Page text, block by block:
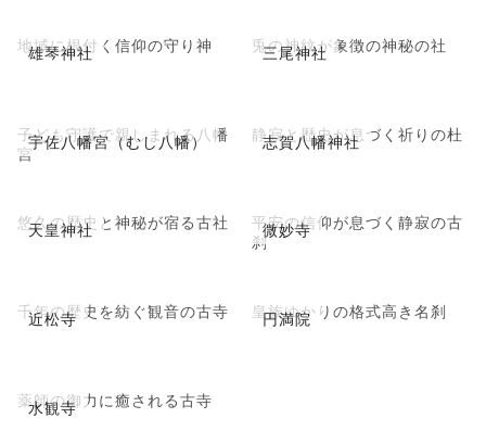
雄琴神社
地域に根付く信仰の守り神 三尾神社
兎の神紋が象徴の神秘の社
宇佐八幡宮（むし八幡）
子ども守護で親しまれる八幡
宮
志賀八幡神社
静寂と歴史が息づく祈りの杜
天皇神社
悠久の歴史と神秘が宿る古社 微妙寺
平安の信仰が息づく静寂の古
刹
近松寺
千年の歴史を紡ぐ観音の古寺 円満院
皇族ゆかりの格式高き名刹
水観寺
薬師の御力に癒される古寺